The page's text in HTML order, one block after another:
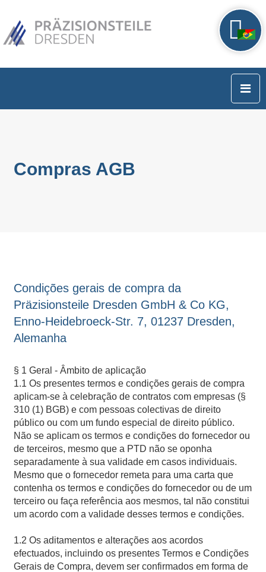
Compras AGB
Condições gerais de compra da
Präzisionsteile Dresden GmbH & Co KG,
Enno-Heidebroeck-Str. 7, 01237 Dresden,
Alemanha
§ 1 Geral - Âmbito de aplicação
1.1 Os presentes termos e condições gerais de compra
aplicam-se à celebração de contratos com empresas (§
310 (1) BGB) e com pessoas colectivas de direito
público ou com um fundo especial de direito público.
Não se aplicam os termos e condições do fornecedor ou
de terceiros, mesmo que a PTD não se oponha
separadamente à sua validade em casos individuais.
Mesmo que o fornecedor remeta para uma carta que
contenha os termos e condições do fornecedor ou de um
terceiro ou faça referência aos mesmos, tal não constitui
um acordo com a validade desses termos e condições.
1.2 Os aditamentos e alterações aos acordos
efectuados, incluindo os presentes Termos e Condições
Gerais de Compra, devem ser confirmados em forma de